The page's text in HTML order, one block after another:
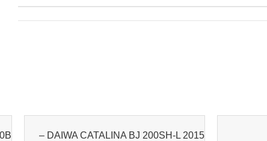
DAIWA CATALINA BJ 200SH-L 2015 –